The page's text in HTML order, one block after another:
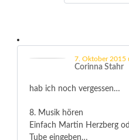
Corinna Stahr
7. Oktober 2015
hab ich noch vergessen…
8. Musik hören
Einfach Martin Herzberg
Tube eingeben…